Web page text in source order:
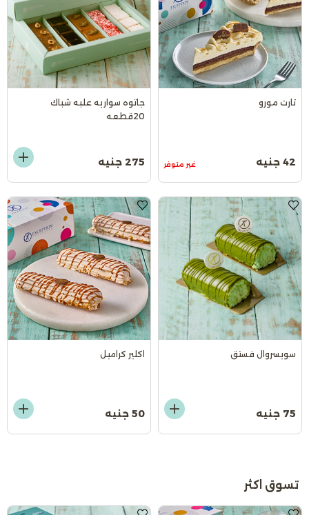
تارت مورو
42 جنيه غير متوفر
جاتوه سواريه علبه شباك
20قطعه
275 جنيه
سويسروال فستق
75 جنيه
اكلير كراميل
50 جنيه
تسوق اكثر